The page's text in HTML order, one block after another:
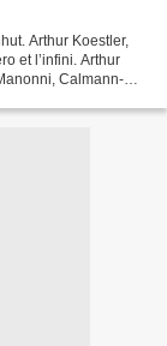
Arthur Koestler,
et l’infini. Arthur
Calmann-